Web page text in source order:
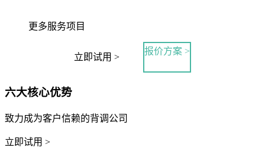
更多服务项目
立即试用 >
报价方案 >
六大核心优势
致力成为客户信赖的背调公司
立即试用 >